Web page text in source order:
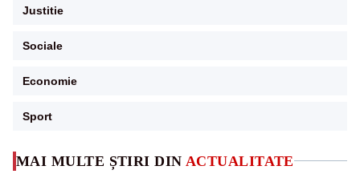
MAI MULTE ȘTIRI DIN ACTUALITATE
Justitie
Sociale
Economie
Sport